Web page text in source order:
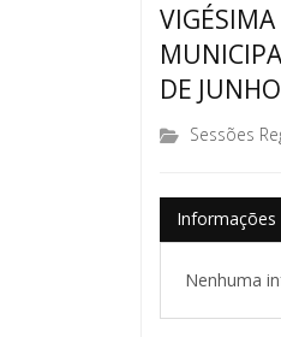
DE
Sessões
Informações
Nenhuma